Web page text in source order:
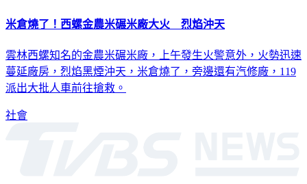
米倉燒了！西螺金農米碾米廠大火 烈焰沖天
雲林西螺知名的金農米碾米廠，上午發生火警意外，火勢迅速
蔓延廠房，烈焰黑煙沖天，米倉燒了，旁邊還有汽修廠，119
派出大批人車前往搶救。
社會